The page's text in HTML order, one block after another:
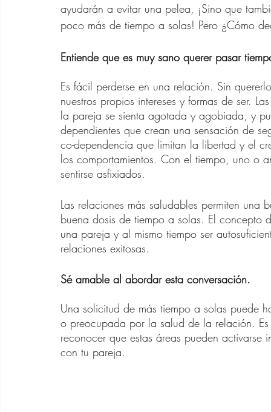
Zapatos para Mujeres
Gafas de Sol para
Ofertas Banana
ayudarán a evitar una pelea, ¡Sino que
poco más de tiempo a solas! Pero ¿Cómo
Entiende que es muy sano querer pasar
Es fácil perderse en una relación. Sin
nuestros propios intereses y formas de ser.
la pareja se sienta agotada y agobiada, y
dependientes que crean una sensación de
co-dependencia que limitan la libertad y el
los comportamientos. Con el tiempo, uno o
sentirse asfixiados.
Las relaciones más saludables permiten
buena dosis de tiempo a solas. El concepto
una pareja y al mismo tiempo ser
relaciones exitosas.
Sé amable al abordar esta conversación.
Una solicitud de más tiempo a solas puede
o preocupada por la salud de la relación.
reconocer que estas áreas pueden activarse
con tu pareja.